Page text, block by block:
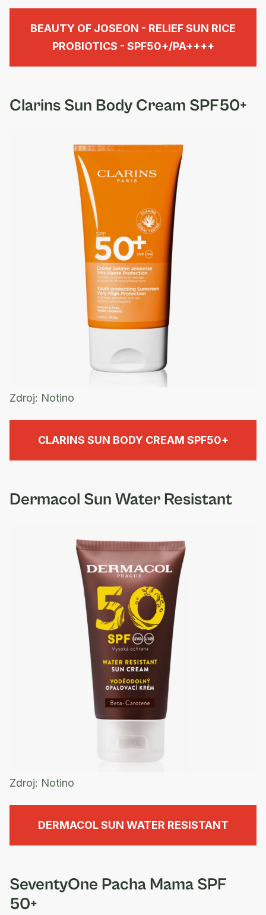
BEAUTY OF JOSEON - RELIEF SUN RICE
PROBIOTICS - SPF50+/PA++++
Clarins Sun Body Cream SPF50+
Zdroj: Notino
CLARINS SUN BODY CREAM SPF50+
Dermacol Sun Water Resistant
Zdroj: Notino
DERMACOL SUN WATER RESISTANT
SeventyOne Pacha Mama SPF
50+